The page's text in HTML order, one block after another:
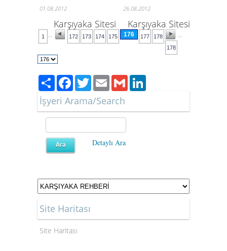
01.08.2012
Karşıyaka Sitesi
26.08.2012
Karşıyaka Sitesi
1 172 173 174 175 176 177 178
178
PaylaşFacebook
TwitterEmailGmail
İşyeri Arama/Search
Detaylı Ara
Site Haritası
Site Haritası